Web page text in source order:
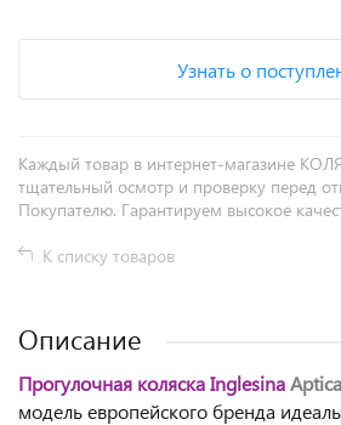
Узнать о
Каждый товар в интернет-магазине
тщательный осмотр и проверку перед
Покупателю. Гарантируем высокое
К списку товаров
Описание
Прогулочная коляска Inglesina
модель европейского бренда